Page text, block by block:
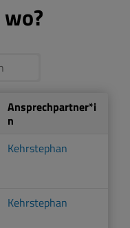
Ansprechpartner*i
n
Kehrstephan
Kehrstephan